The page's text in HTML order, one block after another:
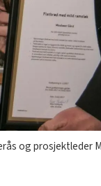
og prosjektleder